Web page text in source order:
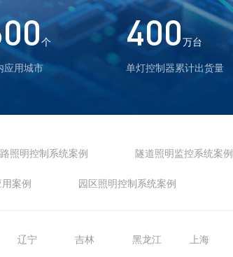
个
应用城市
400万台
单灯控制器累计出货量
照明控制系统案例 隧道照明监控系统案例
案例 园区照明控制系统案例
辽宁 吉林 黑龙江 上海